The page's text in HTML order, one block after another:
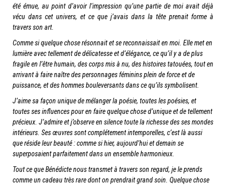
été émue, au point d’avoir l’impression qu’une partie de moi avait déjà
vécu dans cet univers, et ce que j’avais dans la tête prenait forme à
travers son art.
Comme si quelque chose résonnait et se reconnaissait en moi. Elle met en
lumière avec tellement de délicatesse et d’élégance, ce qu’il y a de plus
fragile en l’être humain, des corps mis à nu, des histoires tatouées, tout en
arrivant à faire naître des personnages féminins plein de force et de
puissance, et des hommes bouleversants dans ce qu’ils symbolisent.
J’aime sa façon unique de mélanger la poésie, toutes les poésies, et
toutes ses influences pour en faire quelque chose d’unique et de tellement
précieux. J’admire et j’observe en silence toute la richesse des ses mondes
intérieurs. Ses œuvres sont complétement intemporelles, c’est là aussi
que réside leur beauté : comme si hier, aujourd’hui et demain se
superposaient parfaitement dans un ensemble harmonieux.
Tout ce que Bénédicte nous transmet à travers son regard, je le prends
comme un cadeau très rare dont on prendrait grand soin. Quelque chose